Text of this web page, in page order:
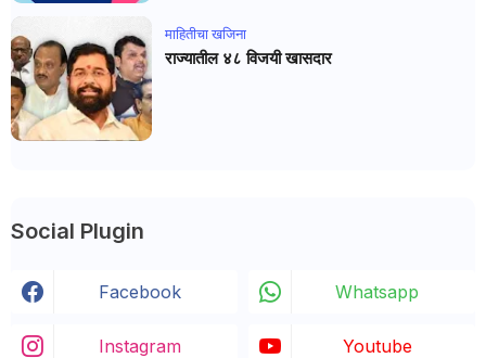
माहितीचा खजिना
राज्यातील ४८ विजयी खासदार
Social Plugin
Facebook Whatsapp
Instagram Youtube